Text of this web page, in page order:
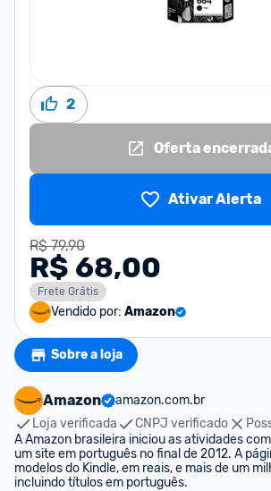
2
Oferta
Ativar Alerta
R$ 79,90
R$ 68,00
Frete Grátis
Vendido por: Amazon
Sobre a loja
Amazon
amazon.com.br
Loja verificada
CNPJ verificado
A Amazon brasileira iniciou as atividades
um site em português no final de 2012. A
modelos do Kindle, em reais, e mais de um
incluindo títulos em português.